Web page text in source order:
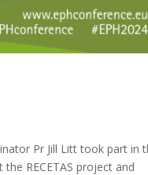
Pr Jill Litt took part in
RECETAS project and